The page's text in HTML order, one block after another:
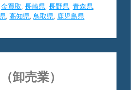
金買取,長崎県,長野県,青森県,
,高知県,鳥取県, 鹿児島県
卸売業）